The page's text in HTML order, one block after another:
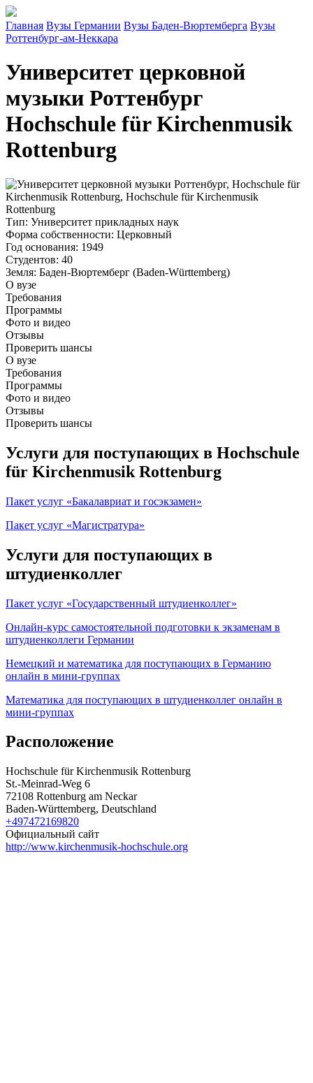
Главная Вузы Германии Вузы Баден-Вюртемберга Вузы
Роттенбург-ам-Неккара
Университет церковной
музыки Роттенбург
Hochschule für Kirchenmusik
Rottenburg
Тип: Университет прикладных наук
Форма собственности: Церковный
Год основания: 1949
Студентов: 40
Земля: Баден-Вюртемберг (Baden-Württemberg)
О вузе
Требования
Программы
Фото и видео
Отзывы
Проверить шансы
О вузе
Требования
Программы
Фото и видео
Отзывы
Проверить шансы
Услуги для поступающих в Hochschule
für Kirchenmusik Rottenburg
Пакет услуг «Бакалавриат и госэкзамен»
Пакет услуг «Магистратура»
Услуги для поступающих в
штудиенколлег
Пакет услуг «Государственный штудиенколлег»
Онлайн-курс самостоятельной подготовки к экзаменам в
штудиенколлеги Германии
Немецкий и математика для поступающих в Германию
онлайн в мини-группах
Математика для поступающих в штудиенколлег онлайн в
мини-группах
Расположение
Hochschule für Kirchenmusik Rottenburg
St.-Meinrad-Weg 6
72108 Rottenburg am Neckar
Baden-Württemberg, Deutschland
+497472169820
Официальный сайт
http://www.kirchenmusik-hochschule.org